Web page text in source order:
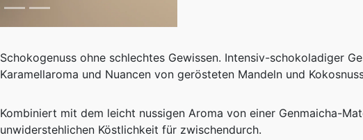
Schokogenuss ohne schlechtes Gewissen. Intensiv-schokoladiger
Karamellaroma und Nuancen von gerösteten Mandeln und
Kombiniert mit dem leicht nussigen Aroma von einer Genmaicha-
unwiderstehlichen Köstlichkeit für zwischendurch.